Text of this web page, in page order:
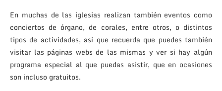
En muchas de las iglesias realizan también eventos como
conciertos de órgano, de corales, entre otros, o distintos
tipos de actividades, así que recuerda que puedes también
visitar las páginas webs de las mismas y ver si hay algún
programa especial al que puedas asistir, que en ocasiones
son incluso gratuitos.